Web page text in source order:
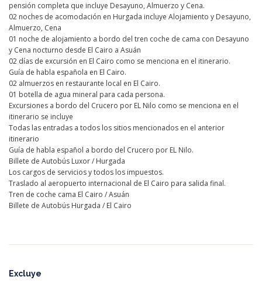
pensión completa que incluye Desayuno, Almuerzo y Cena.
02 noches de acomodación en Hurgada incluye Alojamiento y Desayuno,
Almuerzo, Cena
01 noche de alojamiento a bordo del tren coche de cama con Desayuno
y Cena nocturno desde El Cairo a Asuán
02 días de excursión en El Cairo como se menciona en el itinerario.
Guía de habla española en El Cairo.
02 almuerzos en restaurante local en El Cairo.
01 botella de agua mineral para cada persona.
Excursiones a bordo del Crucero por EL Nilo como se menciona en el
itinerario se incluye
Todas las entradas a todos los sitios mencionados en el anterior
itinerario
Guía de habla español a bordo del Crucero por EL Nilo.
Billete de Autobús Luxor / Hurgada
Los cargos de servicios y todos los impuestos.
Traslado al aeropuerto internacional de El Cairo para salida final.
Tren de coche cama El Cairo / Asuán
Billete de Autobús Hurgada / El Cairo
Excluye